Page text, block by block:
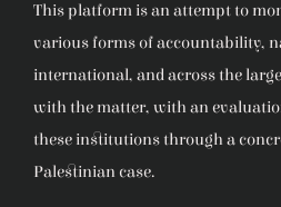
This platform is an attempt to
various forms of accountability,
international, and across the
with the matter, with an
these institutions through a
Palestinian case.